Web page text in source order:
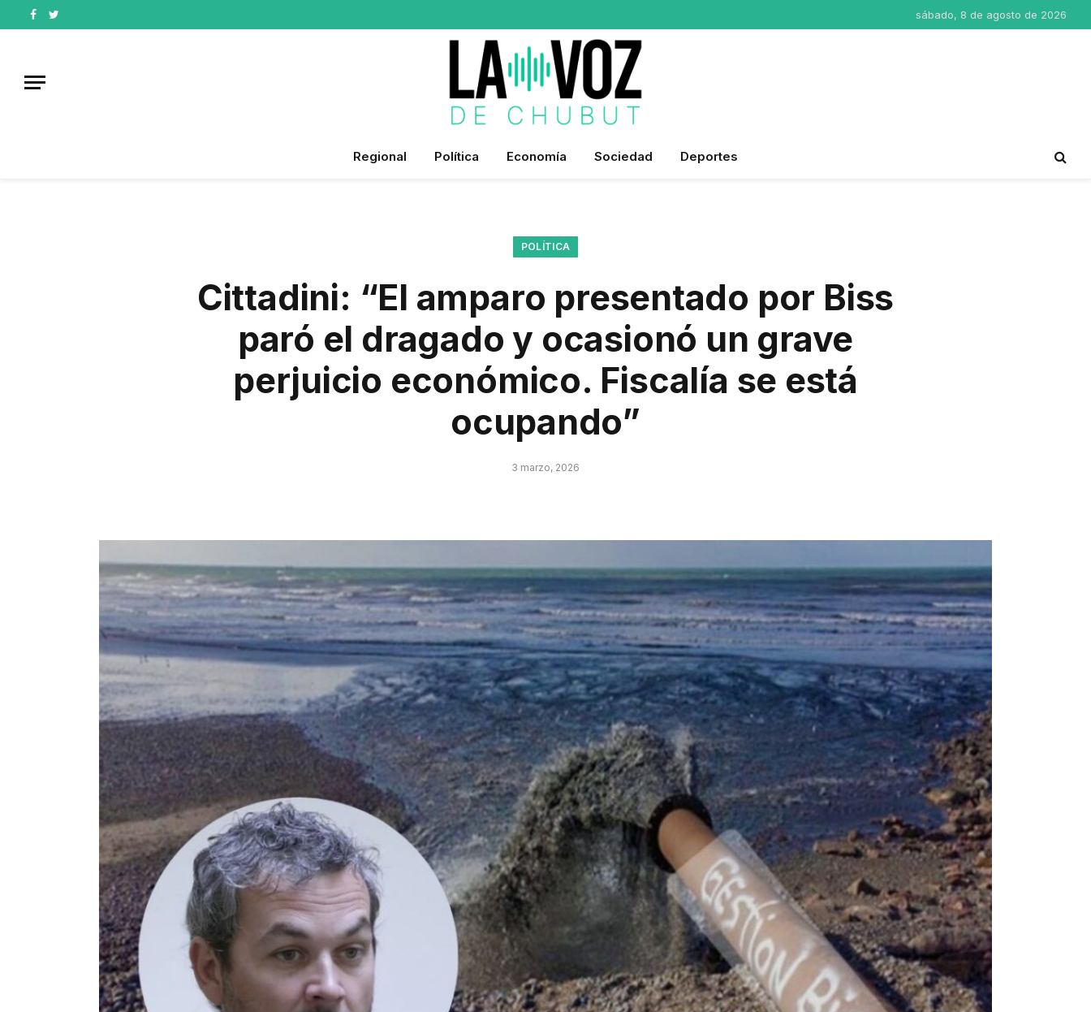
Facebook
Twitter
sábado, 8 de agosto de 2026
Regional Política Economía Sociedad Deportes
POLÍTICA
Cittadini: “El amparo presentado por Biss
paró el dragado y ocasionó un grave
perjuicio económico. Fiscalía se está
ocupando”
3 marzo, 2026